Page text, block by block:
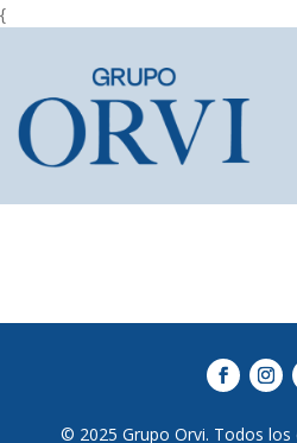
{
© 2025 Grupo Orvi. Todos